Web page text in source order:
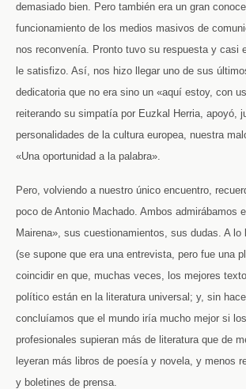
demasiado bien. Pero también era un gran
funcionamiento de los medios masivos de
nos reconvenía. Pronto tuvo su respuesta y casi
le satisfizo. Así, nos hizo llegar uno de sus
dedicatoria que no era sino un «aquí estoy, con
reiterando su simpatía por Euzkal Herria, apoyó,
personalidades de la cultura europea, nuestra
«Una oportunidad a la palabra».
Pero, volviendo a nuestro único encuentro,
poco de Antonio Machado. Ambos admirábamos
Mairena», sus cuestionamientos, sus dudas. A lo
(se supone que era una entrevista, pero fue una
coincidir en que, muchas veces, los mejores
político están en la literatura universal; y, sin
concluíamos que el mundo iría mucho mejor si
profesionales supieran más de literatura que de
leyeran más libros de poesía y novela, y menos
y boletines de prensa.